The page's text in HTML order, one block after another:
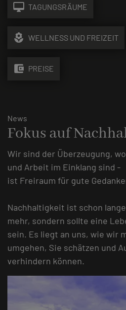
desktop_mac TAGUNGSRÄUME
local_florist WELLNESS UND FREIZEIT
account_balance_wallet PREISE
News
Fokus auf
Wir sind der Überzeugung,
und Arbeit im Einklang sind -
ist Freiraum für gute
Nachhaltigkeit ist schon lange
mehr, sondern sollte eine
sein. Es liegt an uns, wie wir
umgehen, Sie schätzen und
verhindern können.